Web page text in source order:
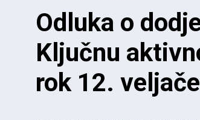
Odluka o
Ključnu
rok 12.